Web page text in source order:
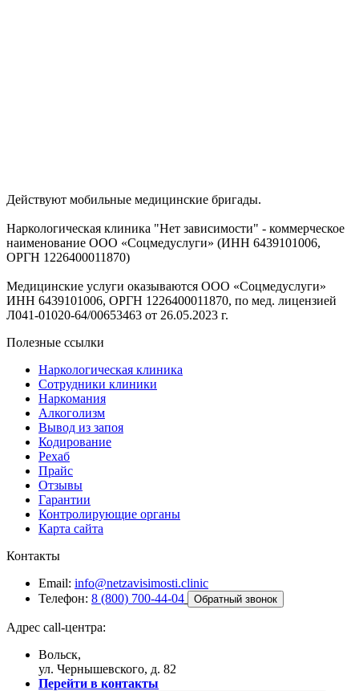
Действуют мобильные медицинские бригады.
Наркологическая клиника "Нет зависимости" - коммерческое
наименование ООО «Соцмедуслуги» (ИНН 6439101006,
ОРГН 1226400011870)
Медицинские услуги оказываются ООО «Соцмедуслуги»
ИНН 6439101006, ОРГН 1226400011870, по мед. лицензией
Л041-01020-64/00653463 от 26.05.2023 г.
Полезные ссылки
Наркологическая клиника
Сотрудники клиники
Наркомания
Алкоголизм
Вывод из запоя
Кодирование
Рехаб
Прайс
Отзывы
Гарантии
Контролирующие органы
Карта сайта
Контакты
Email: info@netzavisimosti.clinic
Телефон: 8 (800) 700-44-04 Обратный звонок
Адрес call-центра:
Вольск,
ул. Чернышевского, д. 82
Перейти в контакты